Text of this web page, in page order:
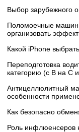
Выбор зарубежного
Поломоечные
организовать
Какой iPhone
Переподготовка
категорию (с B на C
Антицеллюлитный
особенности
Как безопасно
Роль инфлюенсеров